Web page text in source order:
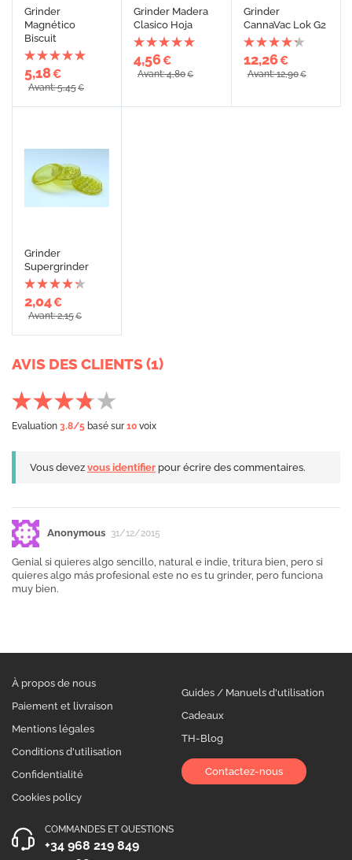
Grinder
Magnético
Biscuit
5,18€
Avant: 5,45€
Grinder Madera
Clasico Hoja
4,56€
Avant: 4,80€
Grinder
CannaVac Lok G2
12,26€
Avant: 12,90€
Grinder
Supergrinder
2,04€
Avant: 2,15€
AVIS DES CLIENTS (1)
Evaluation 3.8/5 basé sur10 voix
Vous devez vous identifier pour écrire des commentaires.
Anonymous 31/12/2015
Genial si quieres algo sencillo, natural e indie, tritura bien, pero si
quieres algo más profesional este no es tu grinder, pero funciona
muy bien.
À propos de nous
Paiement et livraison
Mentions légales
Conditions d'utilisation
Confidentialité
Cookies policy
Guides / Manuels d'utilisation
Cadeaux
TH-Blog
Contactez-nous
COMMANDES ET QUESTIONS
+34 968 219 849